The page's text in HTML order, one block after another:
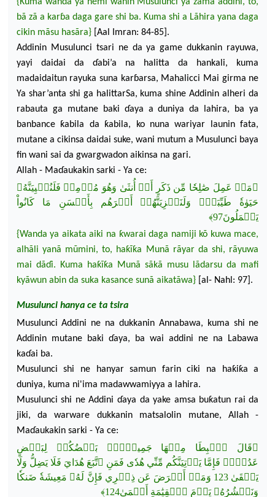
{Kuma wanda ya nẽmi wanin Musulunci ya zama addini, to,
bã zã a karɓa daga gare shi ba. Kuma shi a Lãhira yana daga
cikin mãsu hasãra}[Aal Imran: 84-85].
Addinin Musulunci tsari ne da ya game dukkanin rayuwa,
yayi daidai da ɗabi’a na halitta da hankali, kuma
madaidaitun rayuka suna karɓarsa, Mahalicci Mai girma ne
Ya shar’anta shi ga halittarSa, kuma shine Addinin alheri da
rabauta ga mutane baki ɗaya a duniya da lahira, ba ya
banbance ƙabila da ƙabila, ko nuna wariyar launinfata,
mutane a cikinsa daidai suke, wani mutum a Musulunci baya
fin wani sai da gwargwadon aikinsa na gari.
Allah - Maɗaukakin sarki - Ya ce:
﴿مَنۡ عَمِلَ صَٰلِحٗا مِّن ذَكَرٍ أَوۡ أُنثَىٰ وَهُوَ مُؤۡمِنٞ فَلَنُحۡيِيَنَّهُۥ
حَيَوٰةٗ طَيِّبَةٗۖ وَلَنَجۡزِيَنَّهُمۡ أَجۡرَهُم بِأَحۡسَنِ مَا كَانُواْ
يَعۡمَلُونَ97﴾
{Wanda ya aikata aiki na ƙwarai daga namiji kõ kuwa mace,
alhãli yanã mũmini, to, haƙĩƙa Munã rãyar da shi, rãyuwa
mai dãɗi. Kuma haƙĩƙa Munã sãkã musu lãdarsu da mafi
kyãwun abin da suka kasance sunã aikatãwa}[al-Nahl: 97].
Musulunci hanya ceta tsira
Musulunci Addini ne na dukkanin Annabawa, kuma shi ne
Addinin mutane baki ɗaya, ba wai addini ne na Labawa
kaɗai ba.
Musulunci shi ne hanyar samun farin ciki na haƙiƙa a
duniya, kuma ni'ima madawwamiyya a lahira.
Musulunci shi ne Addini ɗaya da yake amsa buƙatun rai da
jiki, da warware dukkanin matsalolin mutane, Allah -
Maɗaukakin sarki - Ya ce:
﴿قَالَ ٱهۡبِطَا مِنۡهَا جَمِيعَۢاۖ بَعۡضُكُمۡ لِبَعۡضٍ
عَدُوّٞۖ فَإِمَّا يَأۡتِيَنَّكُم مِّنِّي هُدٗى فَمَنِ ٱتَّبَعَ هُدَايَ فَلَا يَضِلُّ وَلَا
يَشۡقَىٰ 123 وَمَنۡ أَعۡرَضَ عَن ذِكۡرِي فَإِنَّ لَهُۥ مَعِيشَةٗ ضَنكٗا
وَنَحۡشُرُهُۥ يَوۡمَ ٱلۡقِيَٰمَةِ أَعۡمَىٰ124﴾